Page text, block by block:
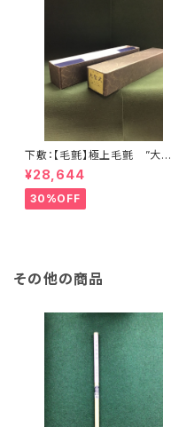
下敷：【毛氈】極上毛氈 ”大聖
武” 2500×900mm (2尺×8尺
判) 紺３ミリ <商品番号136
8>
¥28,644
30%OFF
その他の商品